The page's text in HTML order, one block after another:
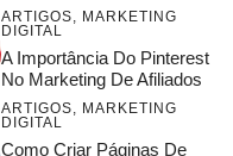
ARTIGOS, MARKETING
DIGITAL
A Importância Do Pinterest
No Marketing De Afiliados
ARTIGOS
MARKETING
DIGITAL
Como Criar Páginas De